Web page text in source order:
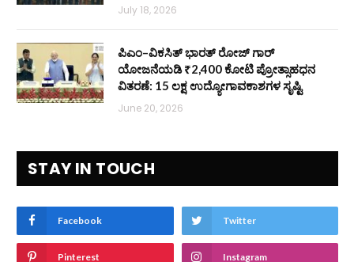
July 18, 2026
ಪಿಎಂ–ವಿಕಸಿತ್ ಭಾರತ್ ರೋಜ್‌ ಗಾರ್
ಯೋಜನೆಯಡಿ ₹2,400 ಕೋಟಿ ಪ್ರೋತ್ಸಾಹಧನ
ವಿತರಣೆ: 15 ಲಕ್ಷ ಉದ್ಯೋಗಾವಕಾಶಗಳ ಸೃಷ್ಟಿ
June 20, 2026
STAY IN TOUCH
Facebook Twitter
Pinterest Instagram